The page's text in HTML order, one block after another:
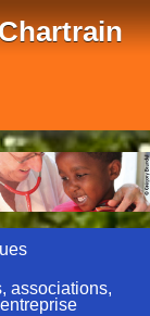
associations,